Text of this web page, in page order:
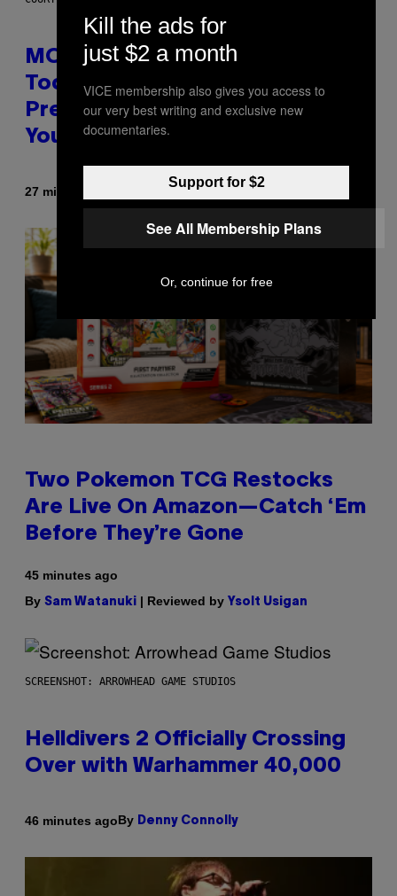
MOOD’s 4th Birthday Sale Ends
Today— Get Up to 25% Off
Prerolls, Flower, and More While
You Can
27 minutes ago Maha Haq| Reviewed by
Two Pokemon TCG Restocks
Are Live On Amazon—Catch ‘Em
Before They’re Gone
45 minutes ago
By Sam Watanuki | Reviewed by Ysolt Usigan
SCREENSHOT: ARROWHEAD GAME STUDIOS
Helldivers 2 Officially Crossing
Over with Warhammer 40,000
46 minutes agoBy Denny Connolly
Kill the ads for
just $2 a month
VICE membership also gives you access to
our very best writing and exclusive new
documentaries.
Support for $2
See All Membership Plans
Or, continue for free